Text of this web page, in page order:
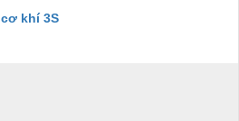
cơ khí 3S